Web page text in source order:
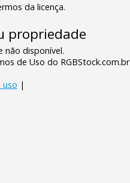
da licença.
propriedade
não disponível.
de Uso do RGBStock.com.br
uso |